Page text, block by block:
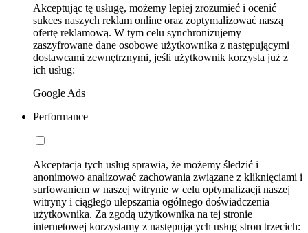
Akceptując tę usługę, możemy lepiej zrozumieć i ocenić
sukces naszych reklam online oraz zoptymalizować naszą
ofertę reklamową. W tym celu synchronizujemy
zaszyfrowane dane osobowe użytkownika z następującymi
dostawcami zewnętrznymi, jeśli użytkownik korzysta już z
ich usług:
Google Ads
Performance
Akceptacja tych usług sprawia, że możemy śledzić i
anonimowo analizować zachowania związane z kliknięciami i
surfowaniem w naszej witrynie w celu optymalizacji naszej
witryny i ciągłego ulepszania ogólnego doświadczenia
użytkownika. Za zgodą użytkownika na tej stronie
internetowej korzystamy z następujących usług stron trzecich: